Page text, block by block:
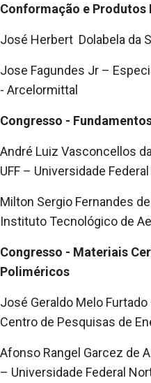
Conformação e
José Herbert Dolabela da
Jose Fagundes Jr –
- Arcelormittal
Congresso -
André Luiz Vasconcellos
UFF – Universidade
Milton Sergio Fernandes
Instituto Tecnológico de
Congresso - Materiais
Poliméricos
José Geraldo Melo
Centro de Pesquisas de
Afonso Rangel Garcez de
– Universidade Federal